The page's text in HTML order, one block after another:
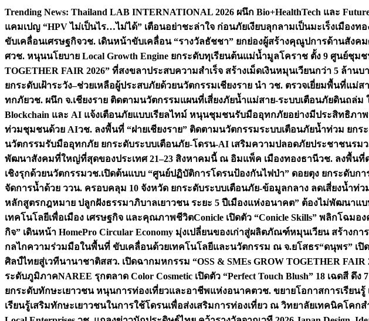
Skip
content
Trending News: Thailand LAB INTERNATIONAL 2026 ผนึก Bio+HealthTech และ
แคมเปญ “HPV ไม่เป็นไร…ไม่ได้” เตือนอย่าชะล่าใจ ก่อนภัยเงียบลุกลามเป็นมะเร็งเมืองท
ขับเคลื่อนเศรษฐกิจวช. เดินหน้าขับเคลื่อน “รางวัลธัชชา” ยกย่องผู้สร้างคุณูปการด้านสัง
ศวช. หนุนนโยบาย Local Growth Engine ยกระดับทุเรียนต้นแม่น้ำมูลโคราช ตั้ง 9 ศูนย์ชุ
TOGETHER FAIR 2026” ที่สงขลาประสบความสำเร็จ สร้างเม็ดเงินหมุนเวียนกว่า 5 ล้าน
ยกระดับเฝ้าระวัง–ช่วยเหลือผู้ประสบภัยด้วยนวัตกรรมเชียงราย นำ วช. ตรวจเยี่ยมพื้นที่แม่
ทกภัยวช. ผนึก จ.เชียงราย ติดตามนวัตกรรมแผนที่เสี่ยงภัยน้ำแม่สาย-ระบบเตือนภัยดินถล่
Blockchain และ AI แจ้งเตือนภัยแบบเรียลไทม์ หนุนชุมชนรับมืออุทกภัยอย่างมีประสิทธิภาพ
ท่วมชุมชนด้วย AIวช. ลงพื้นที่ “ฝายเชียงราย” ติดตามนวัตกรรมระบบเตือนภัยน้ำท่วม ยก
นวัตกรรมรับมืออุทกภัย ยกระดับระบบเตือนภัย-โดรน-AI เสริมความปลอดภัยประชาชนรม
พัฒนาสังคมที่ใหญ่ที่สุดของประเทศ 21–23 สิงหาคมนี้ ณ อิมแพ็ค เมืองทองธานีวช. ลงพื้นที่
เชิงรุกด้วยนวัตกรรมวช.เปิดต้นแบบ “ศูนย์ปฏิบัติการโดรนป้องกันไฟป่า” ดอยตุง ยกระดับก
จัดการน้ำด้วย ววน. ครอบคลุม 10 จังหวัด ยกระดับระบบเตือนภัย-ข้อมูลกลาง ลดเสี่ยงน้ำท่ว
หลักสูตรกฎหมาย ปลูกฝังธรรมาภิบาลเยาวชน ระยะ 5 ปีเมืองแห่งอนาคต” ต้องไม่พัฒนาแ
เทคโนโลยีเพื่อเมือง เศรษฐกิจ และคุณภาพชีวิตConicle เปิดตัว “Conicle Skills” พลิกโฉม
กิจ” เดินหน้า HomePro Circular Economy มุ่งเปลี่ยนของเก่าสู่ผลิตภัณฑ์หมุนเวียน สร้างกา
กลไกความร่วมมือในพื้นที่ ขับเคลื่อนด้วยเทคโนโลยีและนวัตกรรม ณ จ.ยโสธร“ดนุพร” เ
ศิลป์ไทยสู่เวทีนานาชาติสสว. เปิดฉากมหกรรม “OSS & SMEs GROW TOGETHER
ระดับภูมิภาคNAREE รุกตลาด Color Cosmetic เปิดตัว “Perfect Touch Blush” 18 เฉดสี ดึ
ยกระดับทักษะเยาวชน หนุนการท่องเที่ยวและอาชีพแห่งอนาคตวช. ขยายโอกาสการเรียน
เรียนรู้เสริมทักษะเยาวชนในการใช้โดรนเพื่อส่งเสริมการท่องเที่ยว ณ วิทยาลัยเทคนิคโคก